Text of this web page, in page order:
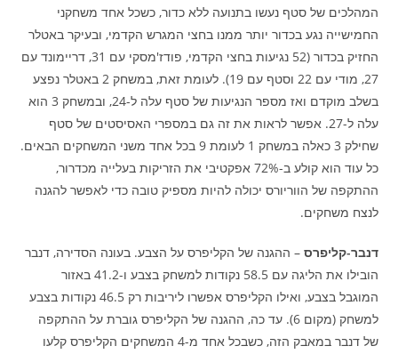
המהלכים של סטף נעשו בתנועה ללא כדור, כשכל אחד משחקני
החמישייה נגע בכדור יותר ממנו בחצי המגרש הקדמי, ובעיקר באטלר
החזיק בכדור (52 נגיעות בחצי הקדמי, פודז'מסקי עם 31, דריימונד עם
27, מודי עם 22 וסטף עם 19). לעומת זאת, במשחק 2 באטלר נפצע
בשלב מוקדם ואז מספר הנגיעות של סטף עלה ל-24, ובמשחק 3 הוא
עלה ל-27. אפשר לראות את זה גם במספרי האסיסטים של סטף
שחילק 3 כאלה במשחק 1 לעומת 9 בכל אחד משני המשחקים הבאים.
כל עוד הוא קולע ב-72% אפקטיבי את הזריקות בעלייה מכדרור,
ההתקפה של הווריורס יכולה להיות מספיק טובה כדי לאפשר להגנה
לנצח משחקים.
דנבר-קליפרס – ההגנה של הקליפרס על הצבע. בעונה הסדירה, דנבר
הובילו את הליגה עם 58.5 נקודות למשחק בצבע ו-41.2 באזור
המוגבל בצבע, ואילו הקליפרס אפשרו ליריבות רק 46.5 נקודות בצבע
למשחק (מקום 6). עד כה, ההגנה של הקליפרס גוברת על ההתקפה
של דנבר במאבק הזה, כשבכל אחד מ-4 המשחקים הקליפרס קלעו